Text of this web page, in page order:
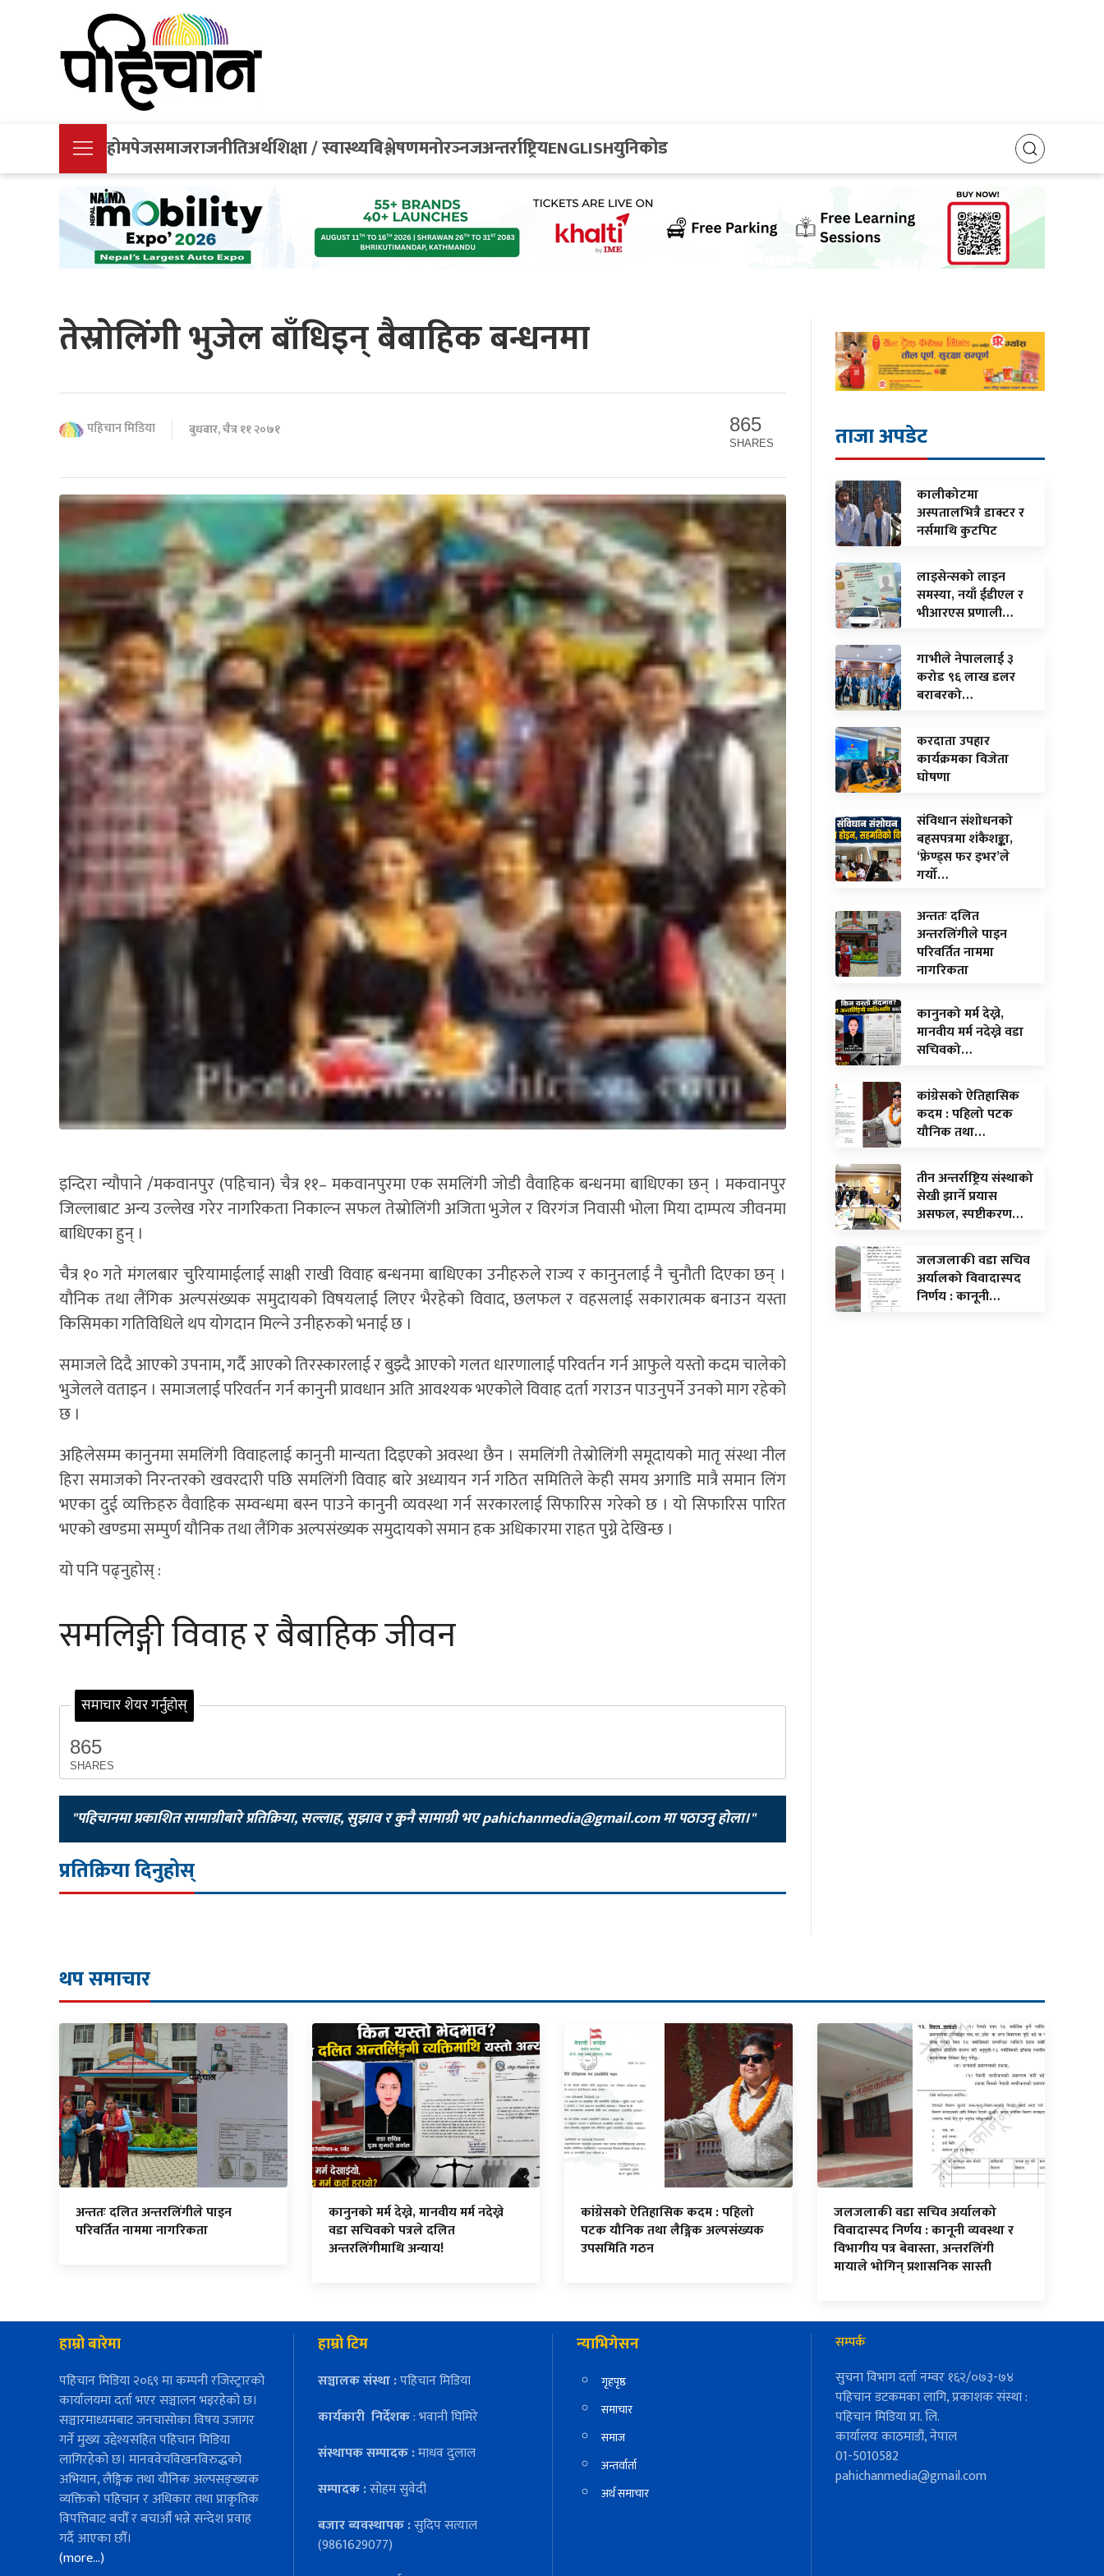
होमपेजसमाजराजनीतिअर्थशिक्षा / स्वास्थ्यबिश्लेषणमनोरञ्नजअन्तर्राष्ट्रियENGLISHयुनिकोड
तेस्रोलिंगी भुजेल बाँधिइन् बैबाहिक बन्धनमा
पहिचान मिडिया बुधबार, चैत्र ११ २०७१ 865
SHARES
इन्दिरा न्यौपाने /मकवानपुर (पहिचान) चैत्र ११– मकवानपुरमा एक समलिंगी जोडी वैवाहिक बन्धनमा बाधिएका छन् । मकवानपुर
जिल्लाबाट अन्य उल्लेख गरेर नागरिकता निकाल्न सफल तेस्रोलिंगी अजिता भुजेल र विरगंज निवासी भोला मिया दाम्पत्य जीवनमा
बाधिएका हुन् ।
चैत्र १० गते मंगलबार चुरियामाईलाई साक्षी राखी विवाह बन्धनमा बाधिएका उनीहरुले राज्य र कानुनलाई नै चुनौती दिएका छन् ।
यौनिक तथा लैंगिक अल्पसंख्यक समुदायको विषयलाई लिएर भैरहेको विवाद, छलफल र वहसलाई सकारात्मक बनाउन यस्ता
किसिमका गतिविधिले थप योगदान मिल्ने उनीहरुको भनाई छ ।
समाजले दिदै आएको उपनाम, गर्दै आएको तिरस्कारलाई र बुझ्दै आएको गलत धारणालाई परिवर्तन गर्न आफुले यस्तो कदम चालेको
भुजेलले वताइन । समाजलाई परिवर्तन गर्न कानुनी प्रावधान अति आवश्यक भएकोले विवाह दर्ता गराउन पाउनुपर्ने उनको माग रहेको
छ ।
अहिलेसम्म कानुनमा समलिंगी विवाहलाई कानुनी मान्यता दिइएको अवस्था छैन । समलिंगी तेस्रोलिंगी समूदायको मातृ संस्था नील
हिरा समाजको निरन्तरको खवरदारी पछि समलिंगी विवाह बारे अध्यायन गर्न गठित समितिले केही समय अगाडि मात्रै समान लिंग
भएका दुई व्यक्तिहरु वैवाहिक सम्वन्धमा बस्न पाउने कानुनी व्यवस्था गर्न सरकारलाई सिफारिस गरेको छ । यो सिफारिस पारित
भएको खण्डमा सम्पुर्ण यौनिक तथा लैंगिक अल्पसंख्यक समुदायको समान हक अधिकारमा राहत पुग्ने देखिन्छ ।
यो पनि पढ्नुहोस् :
समलिङ्गी विवाह र बैबाहिक जीवन
समाचार शेयर गर्नुहोस्
865
SHARES
"पहिचानमा प्रकाशित सामाग्रीबारे प्रतिक्रिया, सल्लाह, सुझाव र कुनै सामाग्री भएpahichanmedia@gmail.comमा पठाउनु होला।"
प्रतिक्रिया दिनुहोस्
ताजा अपडेट
कालीकोटमा
अस्पतालभित्रै डाक्टर र
नर्समाथि कुटपिट
लाइसेन्सको लाइन
समस्या, नयाँ ईडीएल र
भीआरएस प्रणाली…
गाभीले नेपाललाई ३
करोड ९६ लाख डलर
बराबरको…
करदाता उपहार
कार्यक्रमका विजेता
घाेषणा
संविधान संशोधनको
बहसपत्रमा शंकैशङ्का,
‘फ्रेण्ड्स फर इभर’ले
गर्यो…
अन्ततः दलित
अन्तरलिंगीले पाइन
परिवर्तित नाममा
नागरिकता
कानुनको मर्म देख्ने,
मानवीय मर्म नदेख्ने वडा
सचिवको…
कांग्रेसको ऐतिहासिक
कदम : पहिलो पटक
यौनिक तथा…
तीन अन्तर्राष्ट्रिय संस्थाको
सेखी झार्ने प्रयास
असफल, स्पष्टीकरण…
जलजलाकी वडा सचिव
अर्यालको विवादास्पद
निर्णय : कानूनी…
थप समाचार
अन्ततः दलित अन्तरलिंगीले पाइन
परिवर्तित नाममा नागरिकता
कानुनको मर्म देख्ने, मानवीय मर्म नदेख्ने
वडा सचिवको पत्रले दलित
अन्तरलिंगीमाथि अन्याय!
कांग्रेसको ऐतिहासिक कदम : पहिलो
पटक यौनिक तथा लैङ्गिक अल्पसंख्यक
उपसमिति गठन
जलजलाकी वडा सचिव अर्यालको
विवादास्पद निर्णय : कानूनी व्यवस्था र
विभागीय पत्र बेवास्ता, अन्तरलिंगी
मायाले भोगिन् प्रशासनिक सास्ती
हाम्रो बारेमा
पहिचान मिडिया २०६९ मा कम्पनी रजिस्ट्रारको
कार्यालयमा दर्ता भएर सञ्चालन भइरहेको छ।
सञ्चारमाध्यमबाट जनचासोका विषय उजागर
गर्ने मुख्य उद्देश्यसहित पहिचान मिडिया
लागिरहेको छ। मानववेचविखनविरुद्धको
अभियान, लैङ्गिक तथा यौनिक अल्पसङ्ख्यक
व्यक्तिको पहिचान र अधिकार तथा प्राकृतिक
विपत्तिबाट बचौँ र बचाऔँ भन्ने सन्देश प्रवाह
गर्दै आएका छौँ।
(more…)
हाम्रो टिम
सञ्चालक संस्था :पहिचान मिडिया
कार्यकारी निर्देशक: भवानी घिमिरे
संस्थापक सम्पादक :माधव दुलाल
सम्पादक :सोहम सुवेदी
बजार ब्यवस्थापक :सुदिप सत्याल
(9861629077)
न्याभिगेसन
गृहपृष्ठ
समाचार
समाज
अन्तर्वार्ता
अर्थ समाचार
सम्पर्क
सुचना विभाग दर्ता नम्वर १६२/०७३-७४
पहिचान डटकमका लागि, प्रकाशक संस्था :
पहिचान मिडिया प्रा. लि.
कार्यालयः काठमाडौं, नेपाल
01-5010582
pahichanmedia@gmail.com